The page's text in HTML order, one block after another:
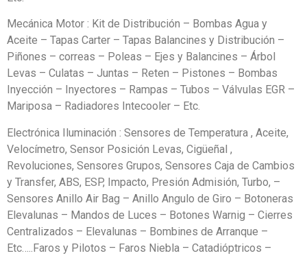
Mecánica Motor : Kit de Distribución – Bombas Agua y
Aceite – Tapas Carter – Tapas Balancines y Distribución –
Piñones – correas – Poleas – Ejes y Balancines – Árbol
Levas – Culatas – Juntas – Reten – Pistones – Bombas
Inyección – Inyectores – Rampas – Tubos – Válvulas EGR –
Mariposa – Radiadores Intecooler – Etc.
Electrónica Iluminación : Sensores de Temperatura , Aceite,
Velocímetro, Sensor Posición Levas, Cigüeñal ,
Revoluciones, Sensores Grupos, Sensores Caja de Cambios
y Transfer, ABS, ESP, Impacto, Presión Admisión, Turbo, –
Sensores Anillo Air Bag – Anillo Angulo de Giro – Botoneras
Elevalunas – Mandos de Luces – Botones Warnig – Cierres
Centralizados – Elevalunas – Bombines de Arranque –
Etc…..Faros y Pilotos – Faros Niebla – Catadióptricos –